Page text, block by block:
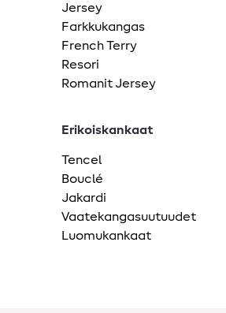
Jersey
Farkkukangas
French Terry
Resori
Romanit Jersey
Erikoiskankaat
Tencel
Bouclé
Jakardi
Vaatekangasuutuudet
Luomukankaat